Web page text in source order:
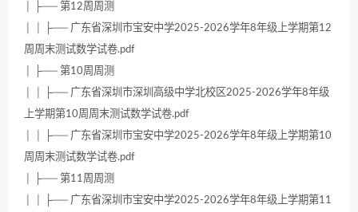
│ ├── 第12周周测
│ │ ├── 广东省深圳市宝安中学2025-2026学年8年级上学期第12
周周末测试数学试卷.pdf
│ ├── 第10周周测
│ │ ├── 广东省深圳市深圳高级中学北校区2025-2026学年8年级
上学期第10周周末测试数学试卷.pdf
│ │ ├── 广东省深圳市宝安中学2025-2026学年8年级上学期第10
周周末测试数学试卷.pdf
│ ├── 第11周周测
│ │ ├── 广东省深圳市宝安中学2025-2026学年8年级上学期第11